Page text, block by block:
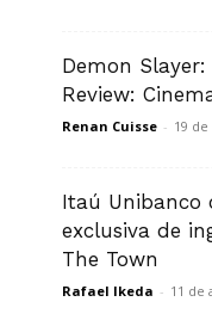
Demon Slayer:
Review:
Renan Cuisse - 19
Itaú Unibanco
exclusiva de
The Town
Rafael Ikeda - 11 de